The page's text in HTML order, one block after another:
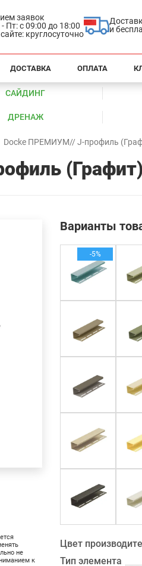
заявок
Пт: с 09:00 до 18:00
круглосуточно
и
ДОСТАВКА ОПЛАТА
САЙДИНГ
ДРЕНАЖ
Docke ПРЕМИУМ// J-профиль
(Графит)
не
к
Варианты
-5%
Цвет
Тип элемента